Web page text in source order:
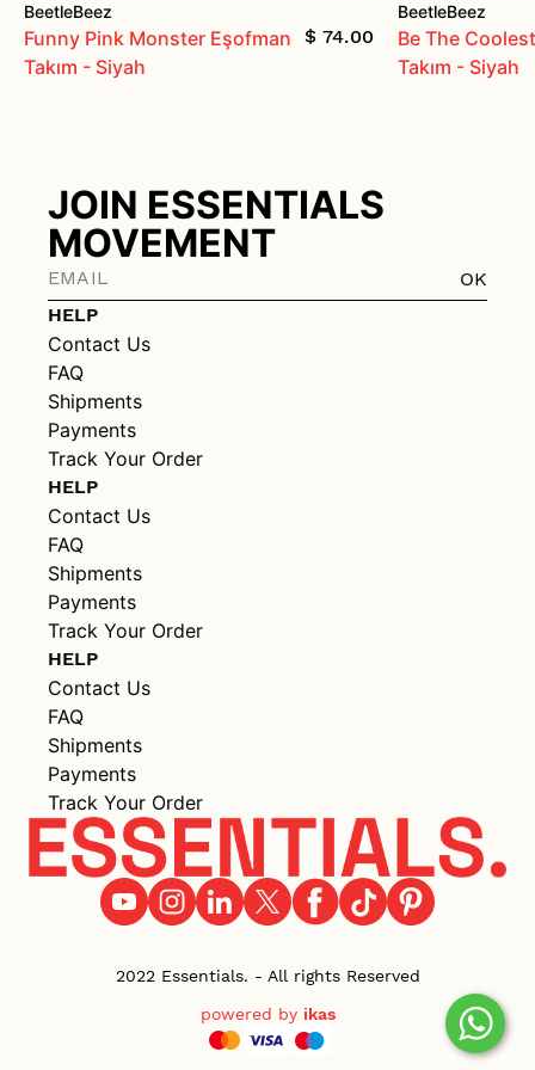
BeetleBeez
Funny Pink Monster Eşofman
Takım - Siyah
$ 74.00
BeetleBeez
Be The
Takım - Siyah
HELP
Contact Us
FAQ
Shipments
Payments
Track Your Order
HELP
Contact Us
FAQ
Shipments
Payments
Track Your Order
HELP
Contact Us
FAQ
Shipments
Payments
Track Your Order
JOIN ESSENTIALS
MOVEMENT
OK
2022 Essentials. - All rights Reserved
powered by ikas